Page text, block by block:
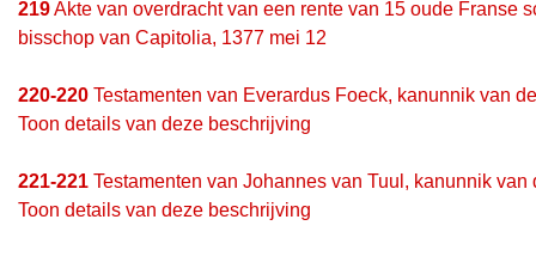
219Akte van overdracht van een rente van 15 oude Franse
bisschop van Capitolia, 1377 mei 12
220-220 Testamenten van Everardus Foeck, kanunnik van
Toon details van deze beschrijving
221-221 Testamenten van Johannes van Tuul, kanunnik
Toon details van deze beschrijving